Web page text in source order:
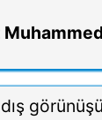
Muhammed